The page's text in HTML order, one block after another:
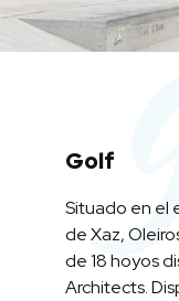
Golf
Situado en el
de Xaz,
de 18 hoyos
Architects.